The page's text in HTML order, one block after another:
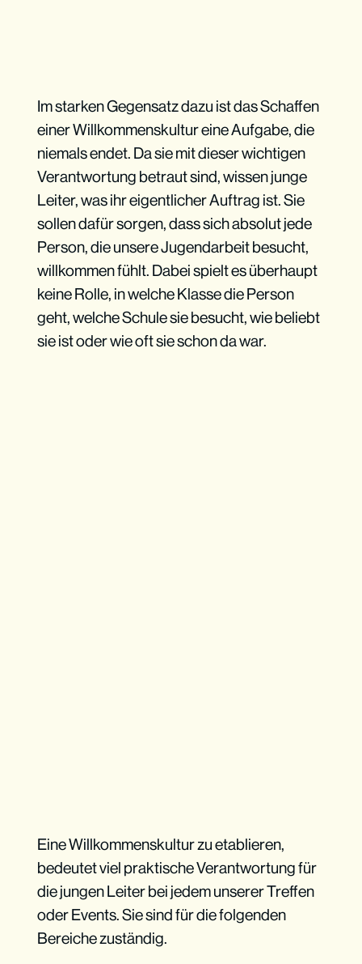
Im starken Gegensatz dazu ist das Schaffen
einer Willkommenskultur eine Aufgabe, die
niemals endet. Da sie mit dieser wichtigen
Verantwortung betraut sind, wissen junge
Leiter, was ihr eigentlicher Auftrag ist. Sie
sollen dafür sorgen, dass sich absolut jede
Person, die unsere Jugendarbeit besucht,
willkommen fühlt. Dabei spielt es überhaupt
keine Rolle, in welche Klasse die Person
geht, welche Schule sie besucht, wie beliebt
sie ist oder wie oft sie schon da war.
Eine Willkommenskultur zu etablieren,
bedeutet viel praktische Verantwortung für
die jungen Leiter bei jedem unserer Treffen
oder Events. Sie sind für die folgenden
Bereiche zuständig.